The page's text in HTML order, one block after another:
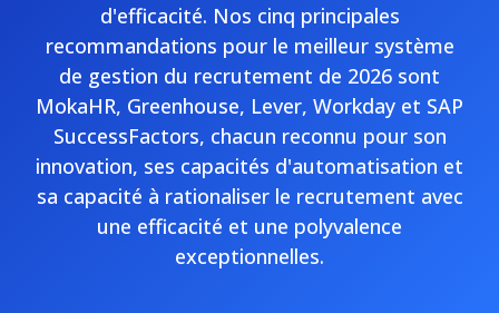
d'efficacité. Nos cinq principales
recommandations pour le meilleur système
de gestion du recrutement de 2026 sont
MokaHR, Greenhouse, Lever, Workday et SAP
SuccessFactors, chacun reconnu pour son
innovation, ses capacités d'automatisation et
sa capacité à rationaliser le recrutement avec
une efficacité et une polyvalence
exceptionnelles.